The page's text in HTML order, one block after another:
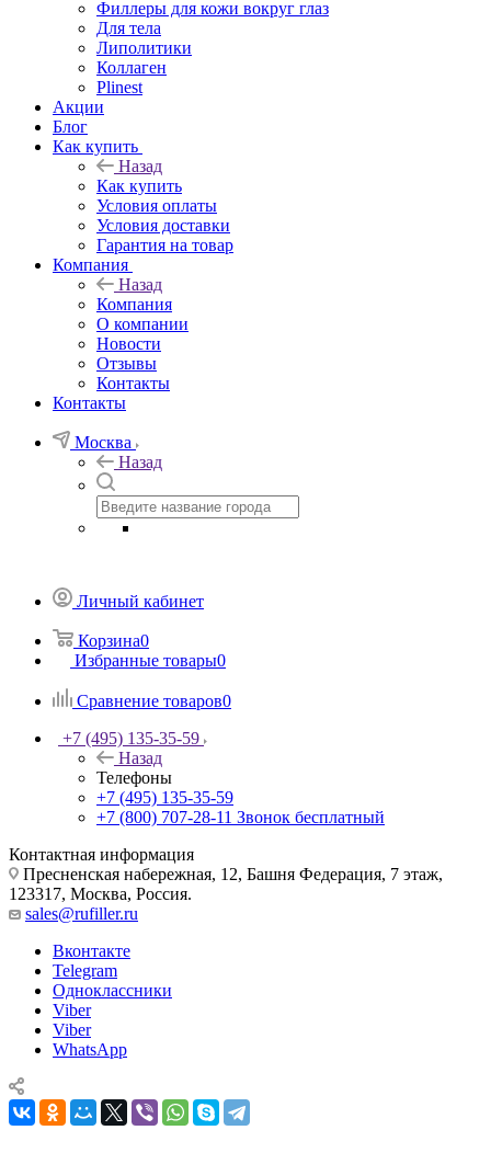
Филлеры для кожи вокруг глаз
Для тела
Липолитики
Коллаген
Plinest
Акции
Блог
Как купить
Назад
Как купить
Условия оплаты
Условия доставки
Гарантия на товар
Компания
Назад
Компания
О компании
Новости
Отзывы
Контакты
Контакты
Москва
Назад
Личный кабинет
Корзина0
Избранные товары0
Сравнение товаров0
+7 (495) 135-35-59
Назад
Телефоны
+7 (495) 135-35-59
+7 (800) 707-28-11 Звонок бесплатный
Контактная информация
Пресненская набережная, 12, Башня Федерация, 7 этаж,
123317, Москва, Россия.
sales@rufiller.ru
Вконтакте
Telegram
Одноклассники
Viber
Viber
WhatsApp